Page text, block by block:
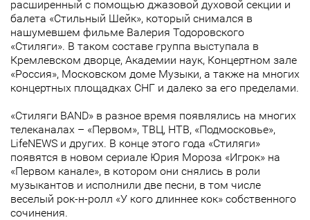
расширенный с помощью джазовой духовой секции и
балета «Стильный Шейк», который снимался в
нашумевшем фильме Валерия Тодоровского
«Стиляги». В таком составе группа выступала в
Кремлевском дворце, Академии наук, Концертном зале
«Россия», Московском доме Музыки, а также на многих
концертных площадках СНГ и далеко за его пределами.
«Стиляги BAND» в разное время появлялись на многих
телеканалах – «Первом», ТВЦ, НТВ, «Подмосковье»,
LifeNEWS и других. В конце этого года «Стиляги»
появятся в новом сериале Юрия Мороза «Игрок» на
«Первом канале», в котором они снялись в роли
музыкантов и исполнили две песни, в том числе
веселый рок-н-ролл «У кого длиннее кок» собственного
сочинения.